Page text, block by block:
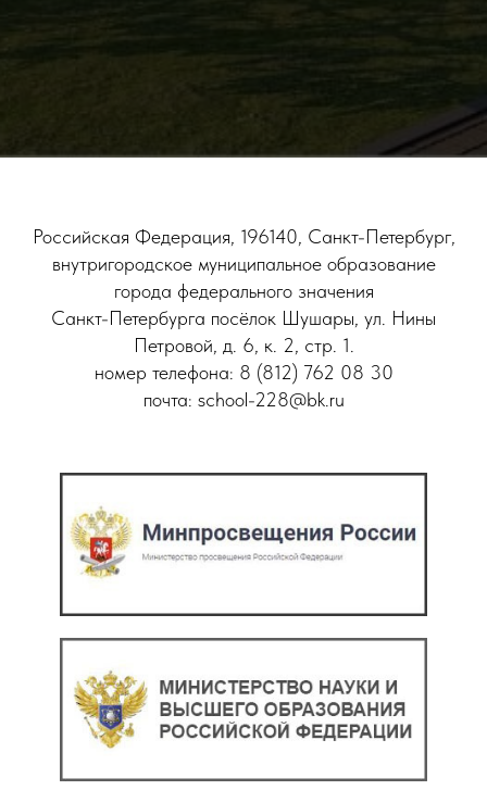
Российская Федерация, 196140, Санкт-Петербург,
внутригородское муниципальное образование
города федерального значения
Санкт-Петербурга посёлок Шушары, ул. Нины
Петровой, д. 6, к. 2, стр. 1.
номер телефона: 8 (812) 762 08 30
почта: school-228@bk.ru